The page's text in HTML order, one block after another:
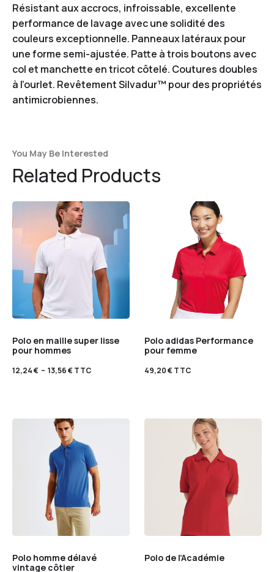
Résistant aux accrocs, infroissable, excellente
performance de lavage avec une solidité des
couleurs exceptionnelle. Panneaux latéraux pour
une forme semi-ajustée. Patte à trois boutons avec
col et manchette en tricot côtelé. Coutures doubles
à l’ourlet. Revêtement Silvadur™ pour des propriétés
antimicrobiennes.
You May Be Interested
Related Products
Polo en maille super lisse
pour hommes
12,24€ – 13,56€TTC
Polo adidas Performance
pour femme
49,20€TTC
Polo homme délavé
vintage côtier
Polo de l’Académie